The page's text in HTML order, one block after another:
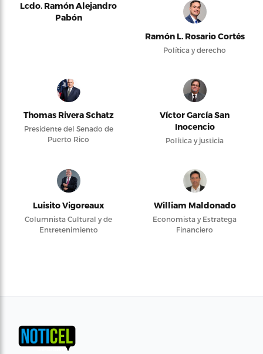
Lcdo. Ramón Alejandro
Pabón
Ramón L. Rosario Cortés
Política y derecho
Thomas Rivera Schatz
Presidente del Senado de
Puerto Rico
Víctor García San
Inocencio
Política y justicia
Luisito Vigoreaux
Columnista Cultural y de
Entretenimiento
William Maldonado
Economista y Estratega
Financiero